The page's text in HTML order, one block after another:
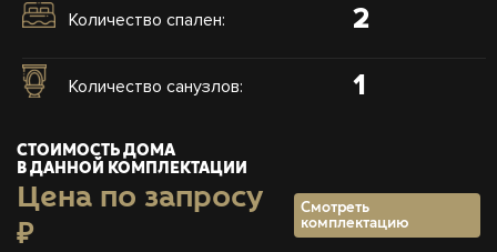
Количество спален: 2
Количество санузлов: 1
СТОИМОСТЬ ДОМА
В ДАННОЙ КОМПЛЕКТАЦИИ
Цена по запросу
₽
Смотреть
комплектацию